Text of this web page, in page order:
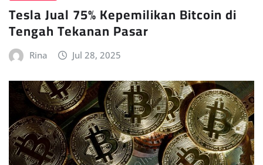
Tesla Jual 75% Kepemilikan Bitcoin di
Tengah Tekanan Pasar
Rina Jul 28, 2025